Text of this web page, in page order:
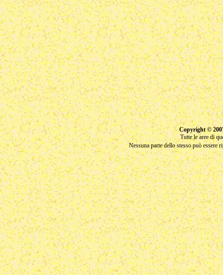
Copyright ©
Tutte le aree di
Nessuna parte dello stesso può essere